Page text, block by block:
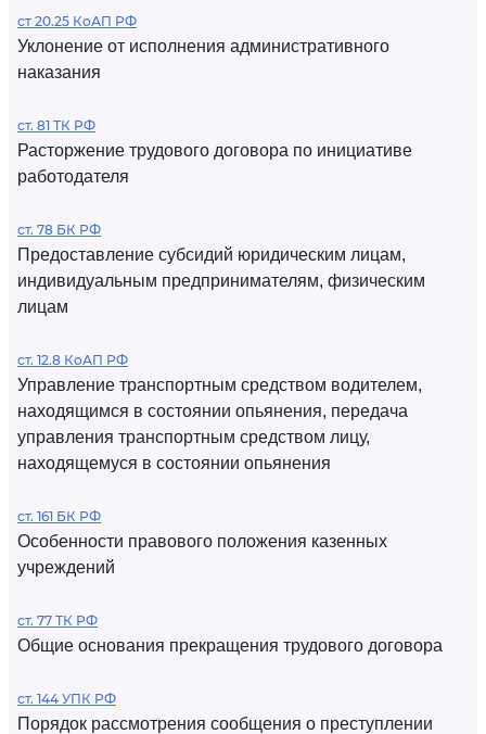
ст 20.25 КоАП РФ
Уклонение от исполнения административного
наказания
ст. 81 ТК РФ
Расторжение трудового договора по инициативе
работодателя
ст. 78 БК РФ
Предоставление субсидий юридическим лицам,
индивидуальным предпринимателям, физическим
лицам
ст. 12.8 КоАП РФ
Управление транспортным средством водителем,
находящимся в состоянии опьянения, передача
управления транспортным средством лицу,
находящемуся в состоянии опьянения
ст. 161 БК РФ
Особенности правового положения казенных
учреждений
ст. 77 ТК РФ
Общие основания прекращения трудового договора
ст. 144 УПК РФ
Порядок рассмотрения сообщения о преступлении